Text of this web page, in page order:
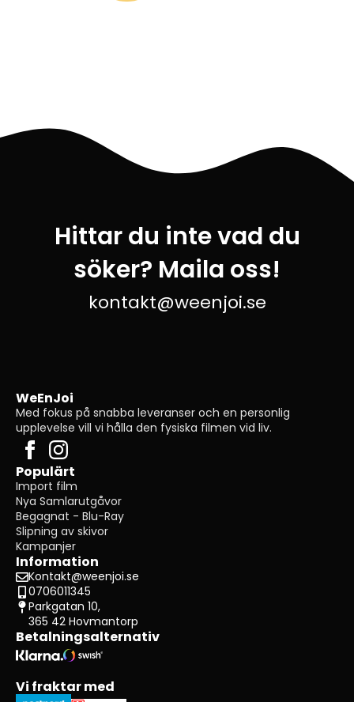
Hittar du inte vad du
söker? Maila oss!
kontakt@weenjoi.se
WeEnJoi
Med fokus på snabba leveranser och en personlig
upplevelse vill vi hålla den fysiska filmen vid liv.
Populärt
Import film
Nya Samlarutgåvor
Begagnat - Blu-Ray
Slipning av skivor
Kampanjer
Information
Kontakt@weenjoi.se
0706011345
Parkgatan 10,
365 42 Hovmantorp
Betalningsalternativ
Vi fraktar med